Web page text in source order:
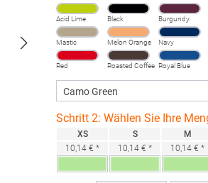
Acid Lime Black Burgundy
Mastic Melon Orange Navy
Red Roasted Coffee Royal Blue
Schritt 2: Wählen Sie Ihre
XS
10,14 € *
S
10,14 € *
M
10,14 € *